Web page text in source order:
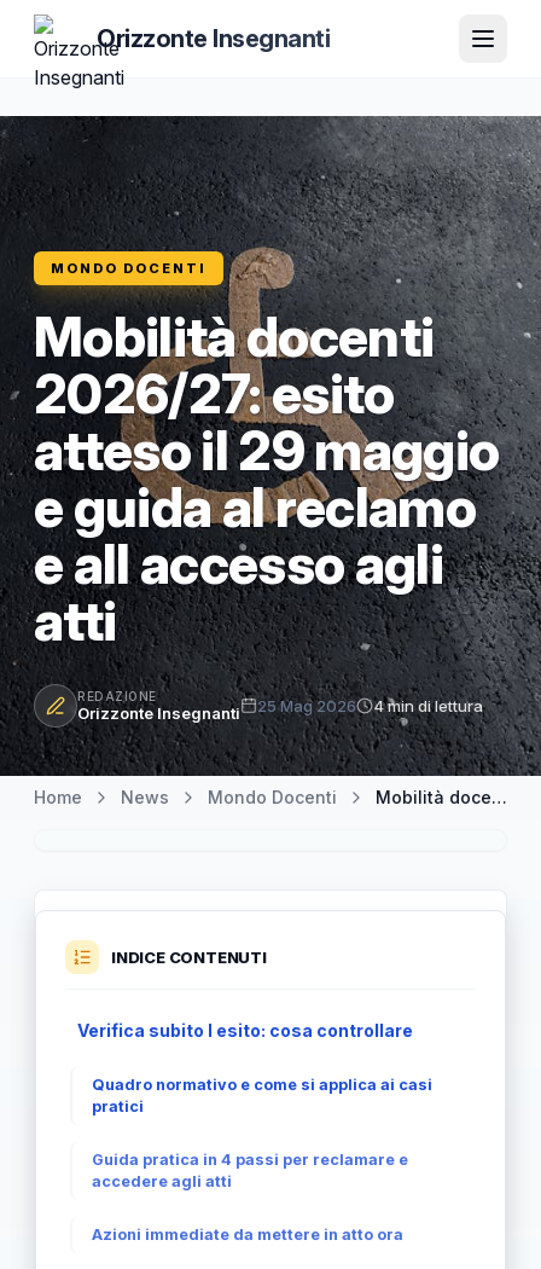
Orizzonte Insegnanti
MONDO DOCENTI
Mobilità docenti
2026/27: esito
atteso il 29 maggio
e guida al reclamo
e all accesso agli
atti
REDAZIONE
Orizzonte Insegnanti 25 Mag 2026 4 min di lettura
Home News Mondo Docenti Mobilità docenti 2026/27: esito atteso il 29 maggio e guida al reclamo e all accesso agli atti
INDICE CONTENUTI
Verifica subito l esito: cosa controllare
Quadro normativo e come si applica ai casi
pratici
Guida pratica in 4 passi per reclamare e
accedere agli atti
Azioni immediate da mettere in atto ora